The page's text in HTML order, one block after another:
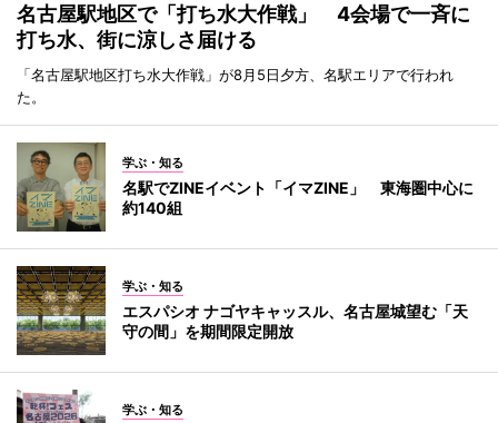
名古屋駅地区で「打ち水大作戦」 4会場で一斉に
打ち水、街に涼しさ届ける
「名古屋駅地区打ち水大作戦」が8月5日夕方、名駅エリアで行われ
た。
学ぶ・知る
名駅でZINEイベント「イマZINE」 東海圏中心に
約140組
学ぶ・知る
エスパシオ ナゴヤキャッスル、名古屋城望む「天
守の間」を期間限定開放
学ぶ・知る